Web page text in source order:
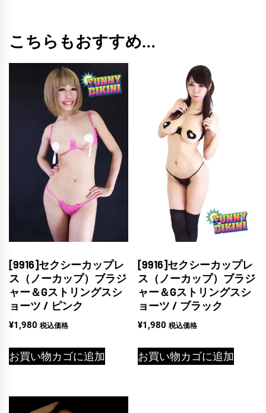
こちらもおすすめ…
[9916]セクシーカップレ
ス（ノーカップ）ブラジ
ャー＆Gストリングスシ
ョーツ / ピンク
¥1,980 税込価格
お買い物カゴに追加
[9916]セクシーカップレ
ス（ノーカップ）ブラジ
ャー＆Gストリングスシ
ョーツ / ブラック
¥1,980 税込価格
お買い物カゴに追加